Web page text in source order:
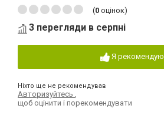
(0 оцінок)
3 перегляди в серпні
Я рекомендую
Ніхто ще не рекомендував
Авторизуйтесь
щоб оцінити і порекомендувати